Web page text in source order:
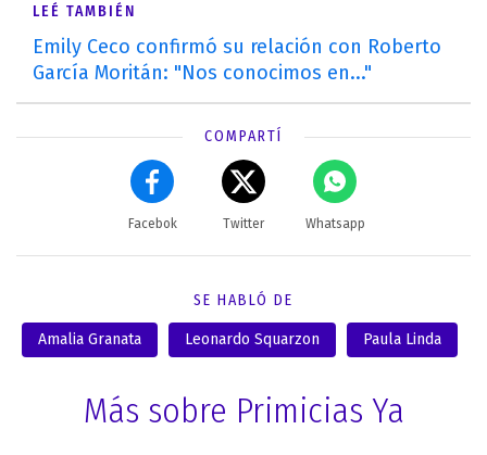
LEÉ TAMBIÉN
Emily Ceco confirmó su relación con Roberto
García Moritán: "Nos conocimos en..."
COMPARTÍ
Facebok Twitter Whatsapp
SE HABLÓ DE
Amalia Granata Leonardo Squarzon Paula Linda
Más sobre Primicias Ya